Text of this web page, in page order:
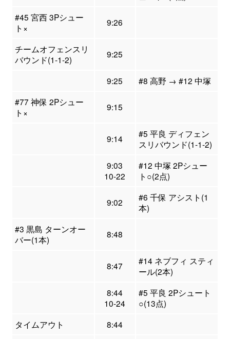
#45 宮西 3Pシュー
ト×
9:26
チームオフェンスリ
バウンド(1-1-2)
9:25
9:25
#8 高野 → #12 中塚
#77 神保 2Pシュー
ト×
9:15
9:14
#5 平良 ディフェン
スリバウンド(1-1-2)
9:03
10-22
#12 中塚 2Pシュー
ト○(2点)
9:02
#6 千保 アシスト(1
本)
#3 黒島 ターンオー
バー(1本)
8:48
8:47
#14 ネブフィ スティ
ール(2本)
8:44
10-24
#5 平良 2Pシュート
○(13点)
タイムアウト
8:44